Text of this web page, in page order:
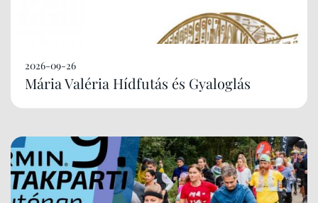
2026-09-26
Mária Valéria Hídfutás és Gyaloglás